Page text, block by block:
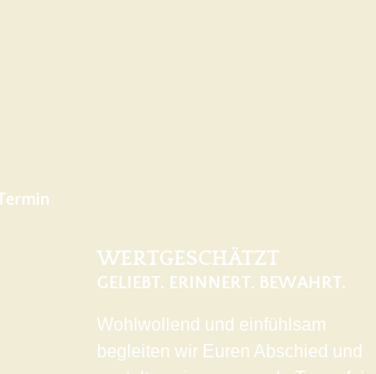
WERTGESCHÄTZT
GELIEBT. ERINNERT. BEWAHRT.
Wohlwollend und einfühlsam
begleiten wir Euren Abschied und